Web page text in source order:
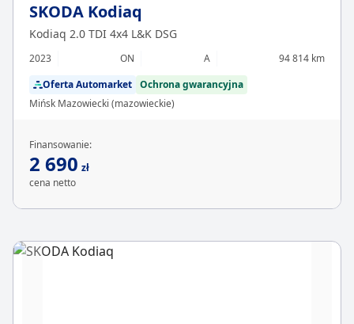
SKODA Kodiaq
Kodiaq 2.0 TDI 4x4 L&K DSG
2023 ON A
94 814 km
Oferta Automarket Ochrona gwarancyjna
Mińsk Mazowiecki (mazowieckie)
Finansowanie:
2 690 zł
cena netto